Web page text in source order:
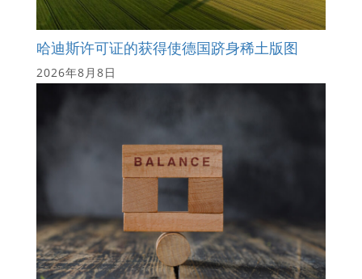
哈迪斯许可证的获得使德国跻身稀土版图
2026年8月8日